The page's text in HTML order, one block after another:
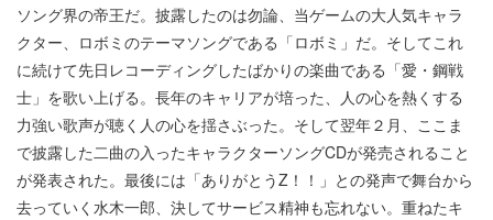
ソング界の帝王だ。披露したのは勿論、当ゲームの大人気キャラ
クター、ロボミのテーマソングである「ロボミ」だ。そしてこれ
に続けて先日レコーディングしたばかりの楽曲である「愛・鋼戦
士」を歌い上げる。長年のキャリアが培った、人の心を熱くする
力強い歌声が聴く人の心を揺さぶった。そして翌年２月、ここま
で披露した二曲の入ったキャラクターソングCDが発売されること
が発表された。最後には「ありがとうZ！！」との発声で舞台から
去っていく水木一郎、決してサービス精神も忘れない。重ねたキ